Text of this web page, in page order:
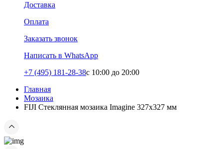
Доставка
Оплата
Заказать звонок
Написать в WhatsApp
+7 (495) 181-28-38c 10:00 до 20:00
Главная
Мозаика
FIJI Стеклянная мозаика Imagine 327х327 мм